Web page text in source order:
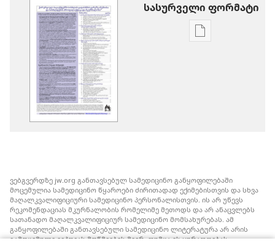
სასურველი ფორმატი
სისხლდენის
და
მკურნალობა
ვებგვერდზე jw.org განთავსებულ სამედიცინო განყოფილებაში
მოცემულია სამედიცინო წყაროები ძირითადად ექიმებისთვის და სხვა
მაღალკვალიფიციური სამედიცინო პერსონალისთვის. ის არ უწევს
რეკომენდაციას მკურნალობის რომელიმე მეთოდს და არ ანაცვლებს
სათანადო მაღალკვალიფიციურ სამედიცინო მომსახურებას. ამ
განყოფილებაში განთავსებული სამედიცინო ლიტერატურა არ არის
გამოცემული იეჰოვას მოწმეების მიერ, თუმცა ის ყურადღებას